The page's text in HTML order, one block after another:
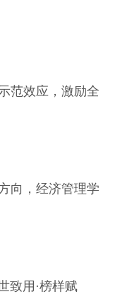
范效应，激励全
向，经济管理学
致用·榜样赋